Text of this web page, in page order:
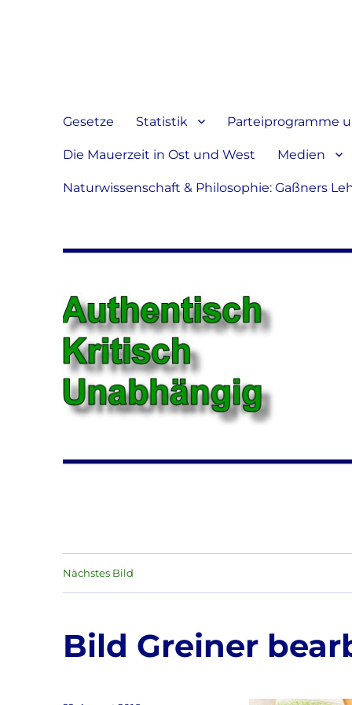
verbreiten
Gesetze Statistik Parteiprogramme
Die Mauerzeit in Ost und West Medien
Naturwissenschaft & Philosophie: Gaßners
Nächstes Bild
Bild Greiner